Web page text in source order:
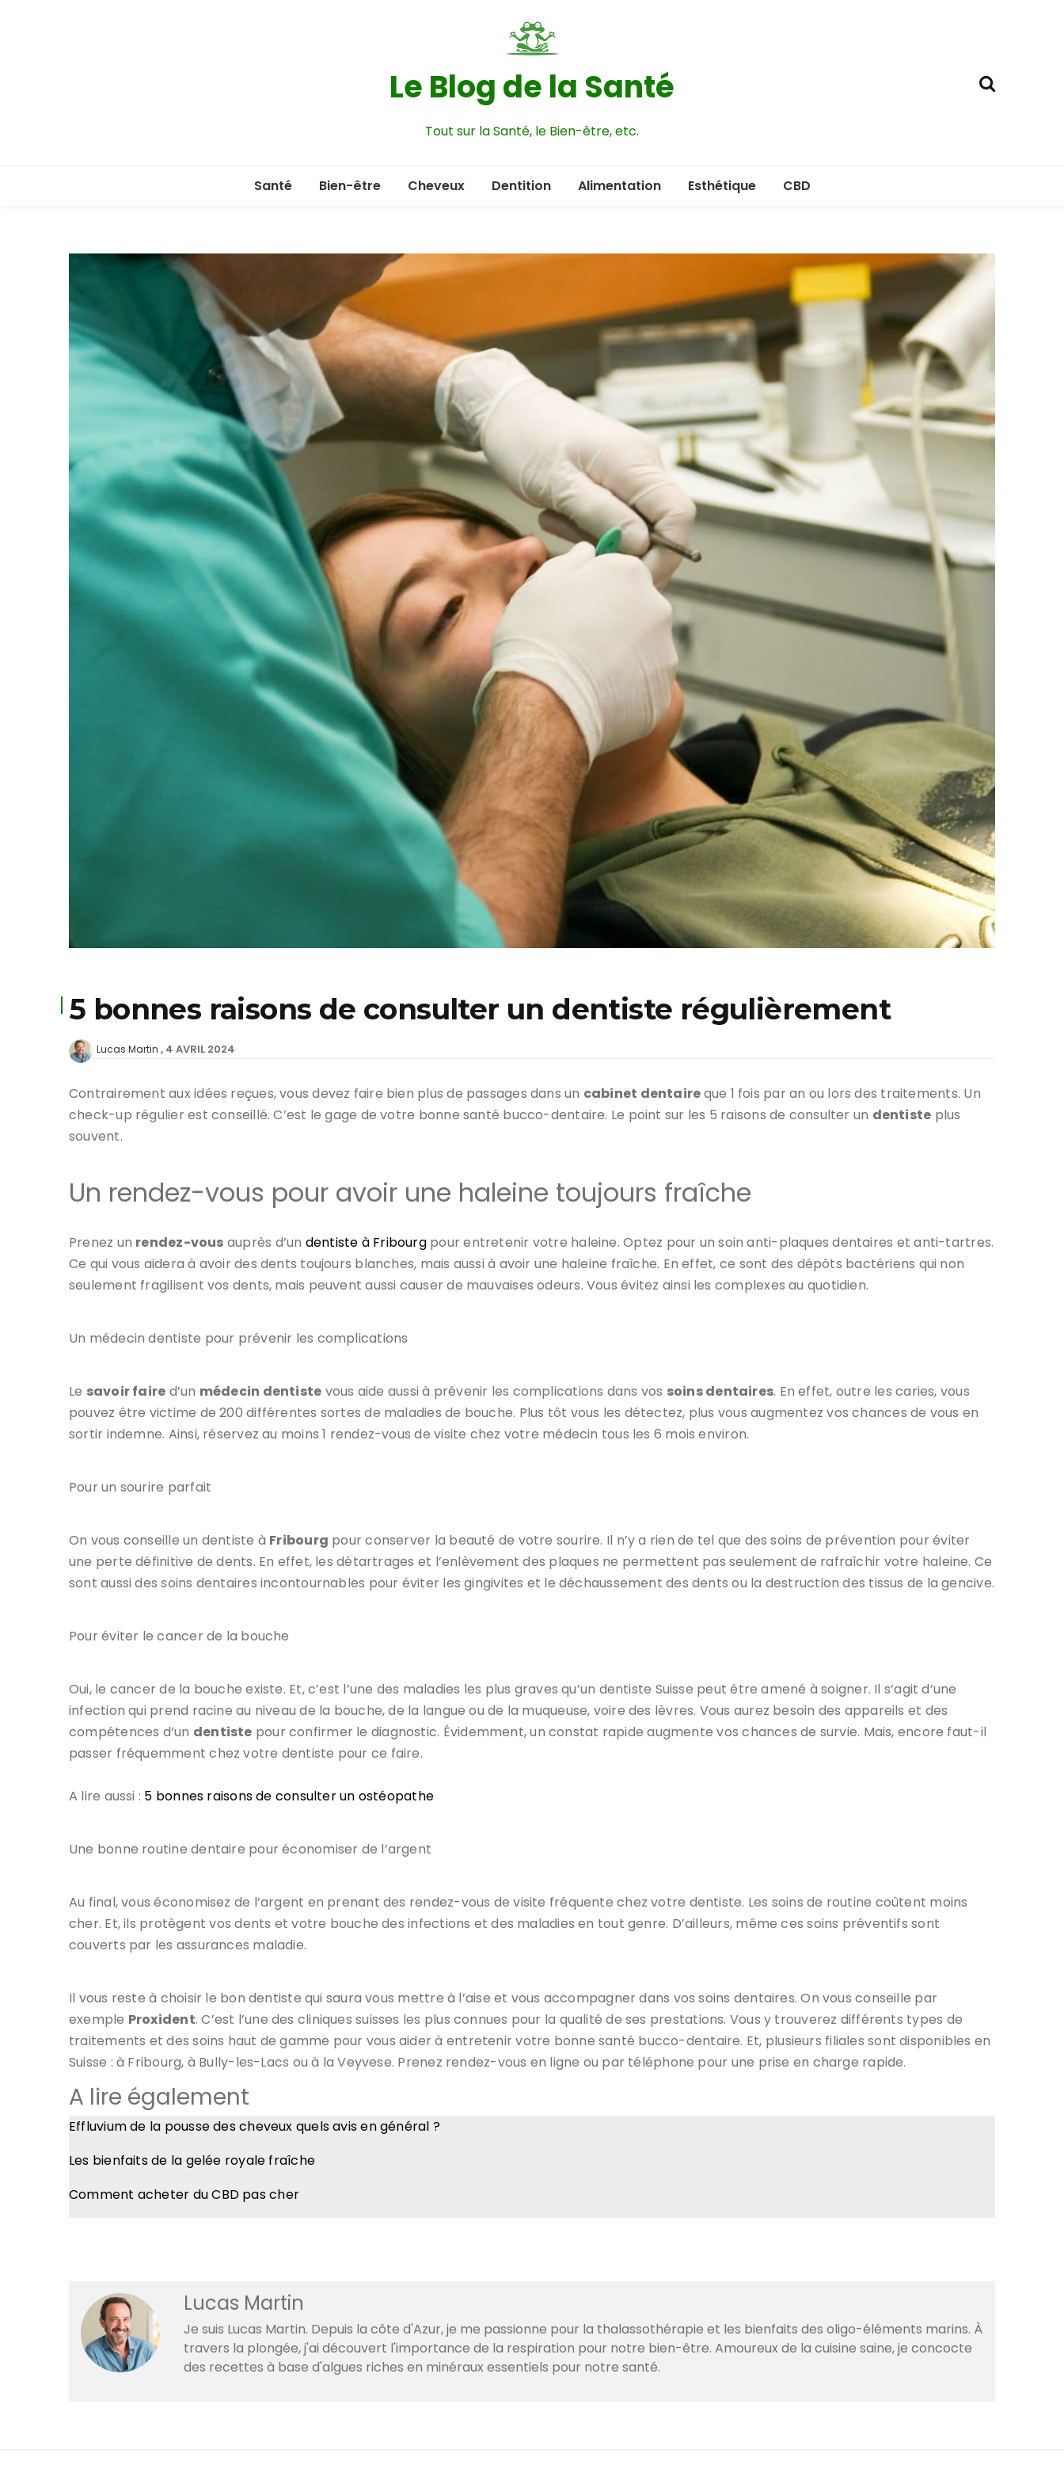
Le Blog de la Santé
Tout sur la Santé, le Bien-être, etc.
Santé Bien-être Cheveux Dentition Alimentation Esthétique CBD
5 bonnes raisons de consulter un dentiste régulièrement
Lucas Martin 4 AVRIL 2024
Contrairement aux idées reçues, vous devez faire bien plus de passages dans un cabinet dentaireque 1 fois par an ou lors des traitements. Un
check-up régulier est conseillé. C’est le gage de votre bonne santé bucco-dentaire. Le point sur les 5 raisons de consulter un dentiste plus
souvent.
Un rendez-vous pour avoir une haleine toujours fraîche
Prenez un rendez-vous auprès d’un dentiste à Fribourgpour entretenir votre haleine. Optez pour un soin anti-plaques dentaires et anti-tartres.
Ce qui vous aidera à avoir des dents toujours blanches, mais aussi à avoir une haleine fraîche. En effet, ce sont des dépôts bactériens qui non
seulement fragilisent vos dents, mais peuvent aussi causer de mauvaises odeurs. Vous évitez ainsi les complexes au quotidien.
Un médecin dentiste pour prévenir les complications
Le savoir faire d’un médecin dentiste vous aide aussi à prévenir les complications dans vos soins dentaires. En effet, outre les caries, vous
pouvez être victime de 200 différentes sortes de maladies de bouche. Plus tôt vous les détectez, plus vous augmentez vos chances de vous en
sortir indemne. Ainsi, réservez au moins 1 rendez-vous de visite chez votre médecin tous les 6 mois environ.
Pour un sourire parfait
On vous conseille un dentiste à Fribourg pour conserver la beauté de votre sourire. Il n’y a rien de tel que des soins de prévention pour éviter
une perte définitive de dents. En effet, les détartrages et l’enlèvement des plaques ne permettent pas seulement de rafraîchir votre haleine. Ce
sont aussi des soins dentaires incontournables pour éviter les gingivites et le déchaussement des dents ou la destruction des tissus de la gencive.
Pour éviter le cancer de la bouche
Oui, le cancer de la bouche existe. Et, c’est l’une des maladies les plus graves qu’un dentiste Suisse peut être amené à soigner. Il s’agit d’une
infection qui prend racine au niveau de la bouche, de la langue ou de la muqueuse, voire des lèvres. Vous aurez besoin des appareils et des
compétences d’un dentiste pour confirmer le diagnostic. Évidemment, un constat rapide augmente vos chances de survie. Mais, encore faut-il
passer fréquemment chez votre dentiste pour ce faire.
A lire aussi : 5 bonnes raisons de consulter un ostéopathe
Une bonne routine dentaire pour économiser de l’argent
Au final, vous économisez de l’argent en prenant des rendez-vous de visite fréquente chez votre dentiste. Les soins de routine coûtent moins
cher. Et, ils protègent vos dents et votre bouche des infections et des maladies en tout genre. D’ailleurs, même ces soins préventifs sont
couverts par les assurances maladie.
Il vous reste à choisir le bon dentiste qui saura vous mettre à l’aise et vous accompagner dans vos soins dentaires. On vous conseille par
exemple Proxident. C’est l’une des cliniques suisses les plus connues pour la qualité de ses prestations. Vous y trouverez différents types de
traitements et des soins haut de gamme pour vous aider à entretenir votre bonne santé bucco-dentaire. Et, plusieurs filiales sont disponibles en
Suisse : à Fribourg, à Bully-les-Lacs ou à la Veyvese. Prenez rendez-vous en ligne ou par téléphone pour une prise en charge rapide.
A lire également
Effluvium de la pousse des cheveux quels avis en général ?
Les bienfaits de la gelée royale fraîche
Comment acheter du CBD pas cher
Lucas Martin
Je suis Lucas Martin. Depuis la côte d'Azur, je me passionne pour la thalassothérapie et les bienfaits des oligo-éléments marins. À
travers la plongée, j'ai découvert l'importance de la respiration pour notre bien-être. Amoureux de la cuisine saine, je concocte
des recettes à base d'algues riches en minéraux essentiels pour notre santé.